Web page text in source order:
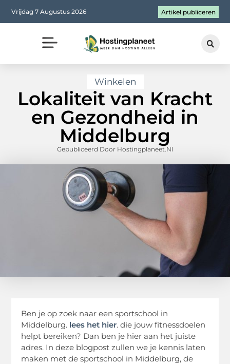
Vrijdag 7 Augustus 2026 Artikel publiceren
Winkelen
Lokaliteit van Kracht
en Gezondheid in
Middelburg
Gepubliceerd Door Hostingplaneet.nl
Ben je op zoek naar een sportschool in
Middelburg. lees het hier. die jouw fitnessdoelen
helpt bereiken? Dan ben je hier aan het juiste
adres. In deze blogpost zullen we je kennis laten
maken met de sportschool in Middelburg, de